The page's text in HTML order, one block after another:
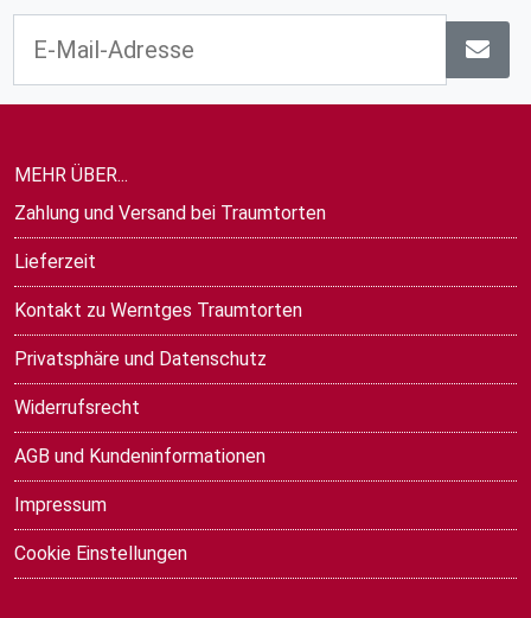
MEHR ÜBER...
Zahlung und Versand bei Traumtorten
Lieferzeit
Kontakt zu Werntges Traumtorten
Privatsphäre und Datenschutz
Widerrufsrecht
AGB und Kundeninformationen
Impressum
Cookie Einstellungen